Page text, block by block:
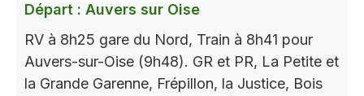
Départ : Auvers sur Oise
RV à 8h25 gare du Nord, Train à 8h41 pour
Auvers-sur-Oise (9h48). GR et PR, La Petite et
la Grande Garenne, Frépillon, la Justice, Bois